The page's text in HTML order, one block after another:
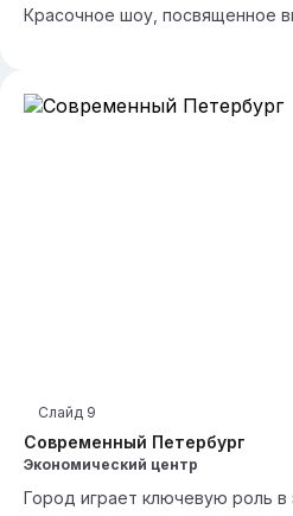
Красочное шоу, посвященное
Современный Петербург
Слайд 9
Экономический центр
Город играет ключевую роль в